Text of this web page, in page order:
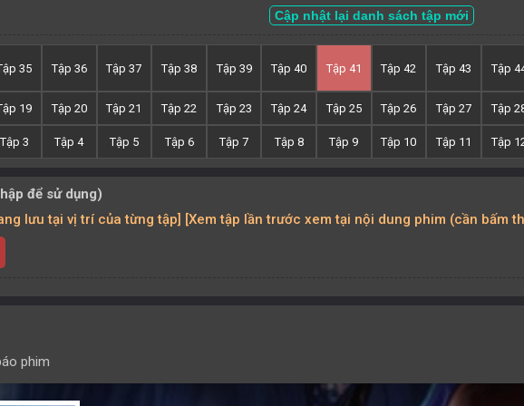
Cập nhật lại danh sách tập mới
Tập
Tập 43
Tập 42
Tập 41
Tập 40
Tập 39
Tập 38
Tập 37
Tập 36
35
Tập
Tập 27
Tập 26
Tập 25
Tập 24
Tập 23
Tập 22
Tập 21
Tập 20
19
Tập
Tập 11
Tập 10
Tập 9
Tập 8
Tập 7
Tập 6
Tập 5
Tập 4
Tập 3
để sử dụng)
lưu tại vị trí của từng tập] [Xem tập lần trước xem tại nội dung phim (cần bấm
phim